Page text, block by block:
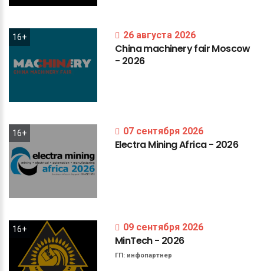
16+ 26 августа 2026
ChinamachineryfairMoscow
- 2026
16+ 07 сентября 2026
ElectraMiningAfrica- 2026
16+ 09 сентября 2026
MinTech- 2026
ГП: инфопартнер